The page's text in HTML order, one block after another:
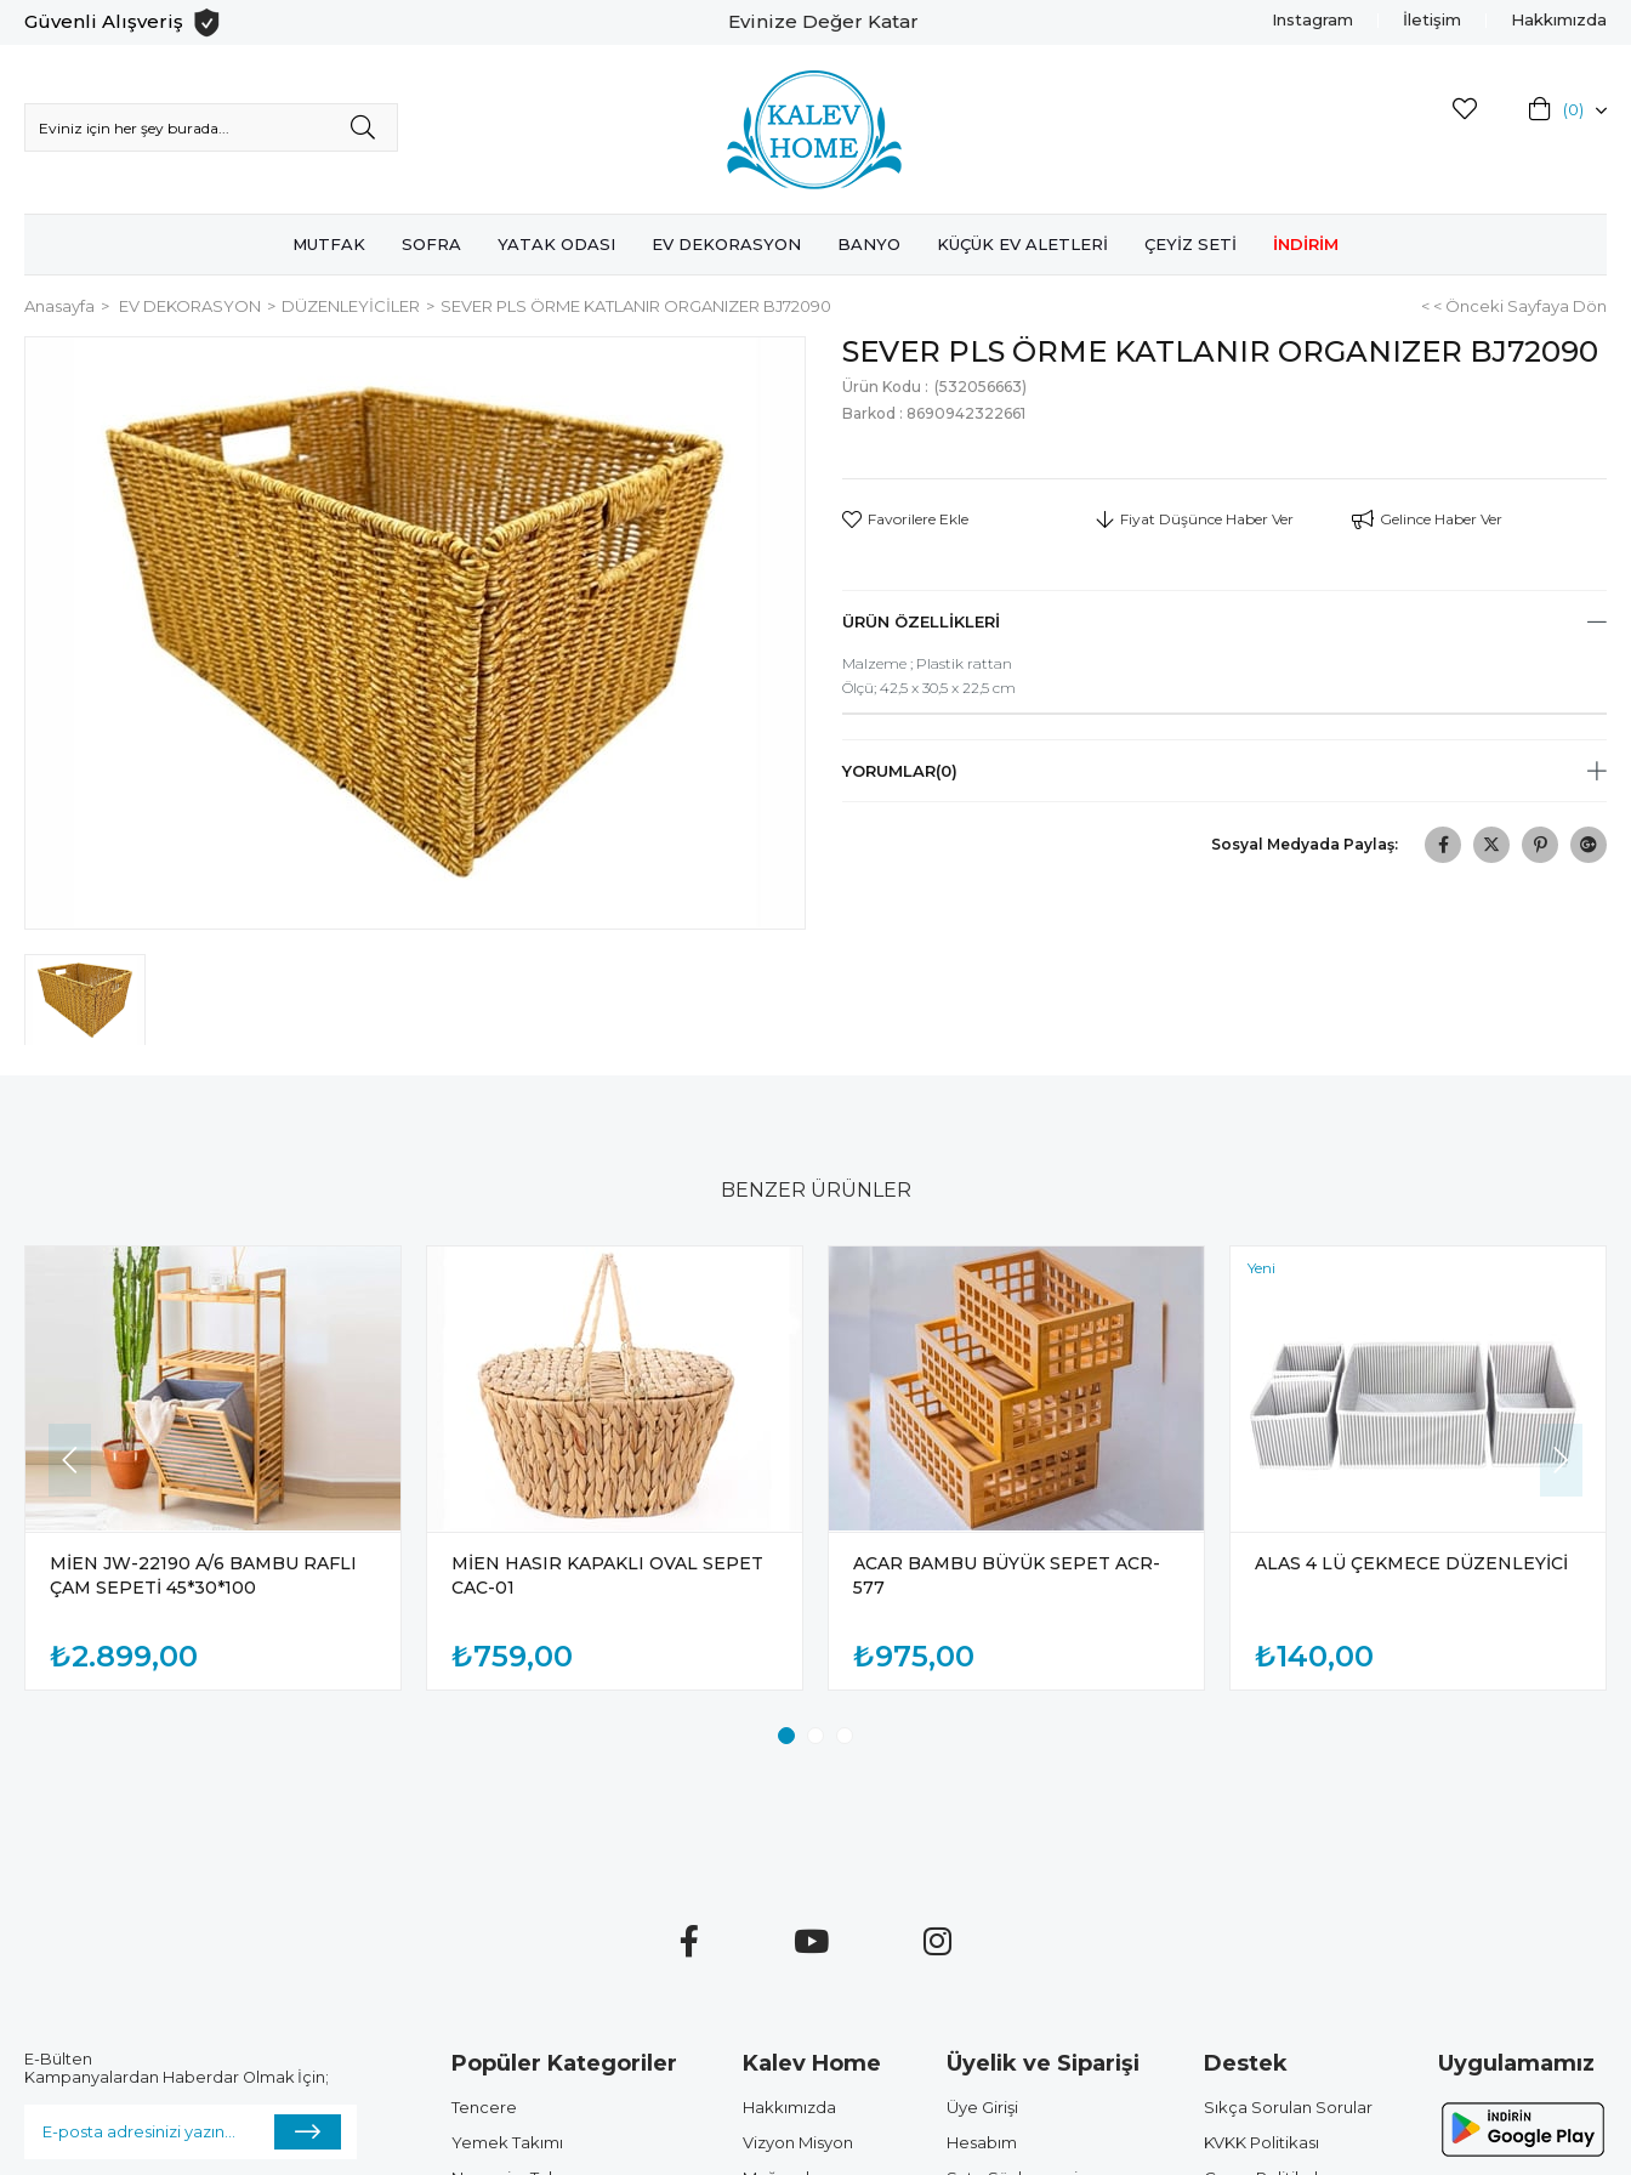
Güvenli Alışveriş Evinize Değer Katar Instagram İletişim Hakkımızda
0
MUTFAK SOFRA YATAK ODASI EV DEKORASYON BANYO KÜÇÜK EV ALETLERİ ÇEYİZ SETİ İNDİRİM
Anasayfa EV DEKORASYON DÜZENLEYİCİLER SEVER PLS ÖRME KATLANIR ORGANIZER BJ72090 < < Önceki Sayfaya Dön
SEVER PLS ÖRME KATLANIR ORGANIZER BJ72090
(532056663)
Barkod : 8690942322661
Favorilere Ekle Fiyat Düşünce Haber Ver Gelince Haber Ver
ÜRÜN ÖZELLIKLERI
Malzeme ; Plastik rattan
Ölçü; 42,5 x 30,5 x 22,5 cm
YORUMLAR(0)
Sosyal Medyada Paylaş:
BENZER ÜRÜNLER
MİEN JW-22190 A/6 BAMBU RAFLI
ÇAM SEPETİ 45*30*100
₺2.899,00
MİEN HASIR KAPAKLI OVAL SEPET
CAC-01
₺759,00
ACAR BAMBU BÜYÜK SEPET ACR-
577
₺975,00
ALAS 4 LÜ ÇEKMECE DÜZENLEYİCİ
₺140,00
Yeni
E-Bülten
Kampanyalardan Haberdar Olmak İçin;
Popüler Kategoriler
Tencere
Yemek Takımı
Kalev Home
Hakkımızda
Vizyon Misyon
Üyelik ve Siparişi
Üye Girişi
Hesabım
Destek
Sıkça Sorulan Sorular
KVKK Politikası
Uygulamamız